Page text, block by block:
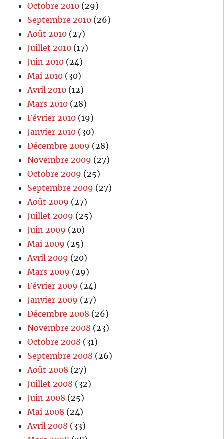
Octobre 2010 (29)
Septembre 2010 (26)
Août 2010 (27)
Juillet 2010 (17)
Juin 2010 (24)
Mai 2010 (30)
Avril 2010 (12)
Mars 2010 (28)
Février 2010 (19)
Janvier 2010 (30)
Décembre 2009 (28)
Novembre 2009 (27)
Octobre 2009 (25)
Septembre 2009 (27)
Août 2009 (27)
Juillet 2009 (25)
Juin 2009 (20)
Mai 2009 (25)
Avril 2009 (20)
Mars 2009 (29)
Février 2009 (24)
Janvier 2009 (27)
Décembre 2008 (26)
Novembre 2008 (23)
Octobre 2008 (31)
Septembre 2008 (26)
Août 2008 (27)
Juillet 2008 (32)
Juin 2008 (25)
Mai 2008 (24)
Avril 2008 (33)